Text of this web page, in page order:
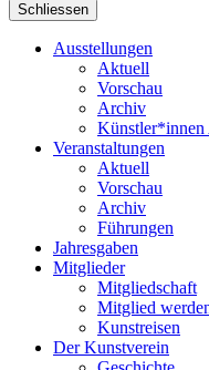
Schliessen
Ausstellungen
Aktuell
Vorschau
Archiv
Künstler*innen
Veranstaltungen
Aktuell
Vorschau
Archiv
Führungen
Jahresgaben
Mitglieder
Mitgliedschaft
Mitglied
Kunstreisen
Der Kunstverein